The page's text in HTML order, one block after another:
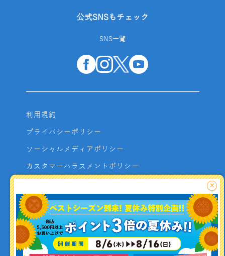
公式SNSもチェック
SNS一覧
利用規約
プライバシーポリシー
ソーシャルメディアポリシー
カスタマーハラスメントポリシー
よくあるご質問
お問い合わせ
利用者資金の保全方法
×